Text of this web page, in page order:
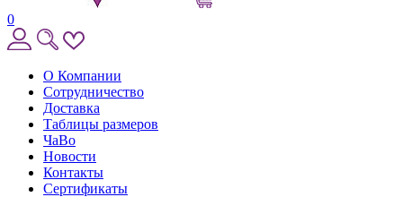
0
О Компании
Сотрудничество
Доставка
Таблицы размеров
ЧаВо
Новости
Контакты
Сертификаты